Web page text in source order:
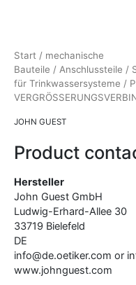
Start / mechanische
Bauteile / Anschlussteile /
für Trinkwassersysteme /
JOHN GUEST
Product
Hersteller
John Guest GmbH
Ludwig-Erhard-Allee 30
33719 Bielefeld
DE
info@de.oetiker.com or
www.johnguest.com